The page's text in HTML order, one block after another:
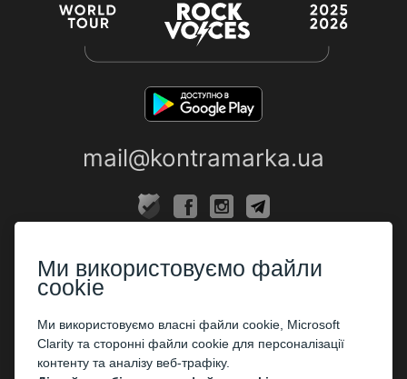
mail@kontramarka.ua
Каси
ПАРТНЕРАМ
Організаторам
Ми використовуємо файли
cookie
Ми використовуємо власні файли cookie, Microsoft
Clarity та сторонні файли cookie для персоналізації
контенту та аналізу веб-трафіку.